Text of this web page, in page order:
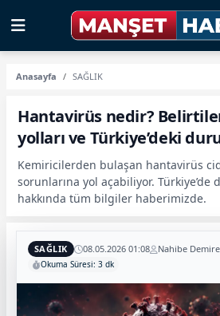
Anasayfa SAĞLIK
Hantavirüs nedir?
yolları ve Türkiye’deki
Kemiricilerden bulaşan hantavirüs
sorunlarına yol açabiliyor. Türkiye’de
hakkında tüm bilgiler haberimizde.
SAĞLIK 08.05.2026 01:08 Nahibe
Okuma Süresi: 3 dk